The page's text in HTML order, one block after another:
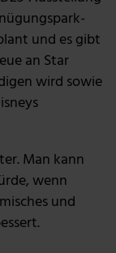
die du
deiner
und es gibt
an Star
wird sowie
Man kann
wenn
und